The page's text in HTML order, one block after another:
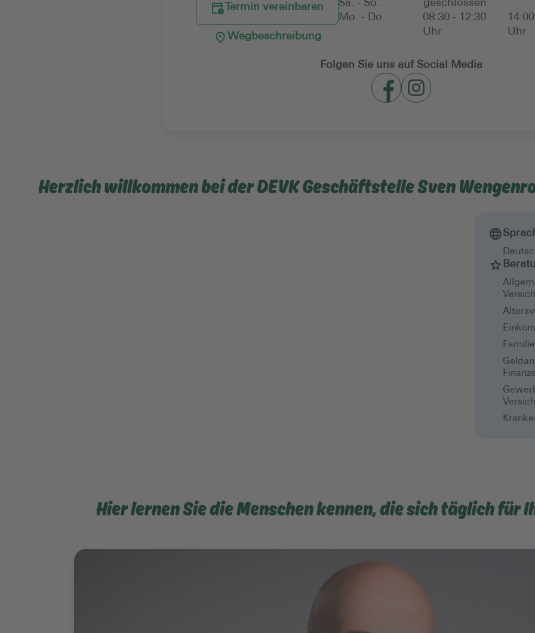
Termin vereinbaren
Wegbeschreibung
Sa. - So.
geschlossen
Mo. - Do.
08:30 - 12:30
Uhr
Uhr
Folgen Sie uns auf Social Media
Herzlich willkommen bei der DEVK Geschäftstelle Sven
Hier lernen Sie die Menschen kennen, die sich täglich für